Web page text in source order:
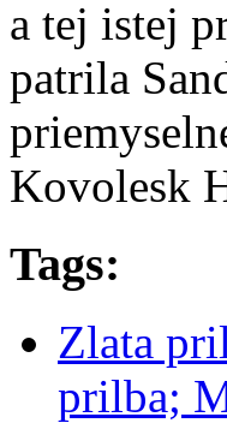
a tej istej
patrila
Kovolesk
Tags:
Zlata
prilba;